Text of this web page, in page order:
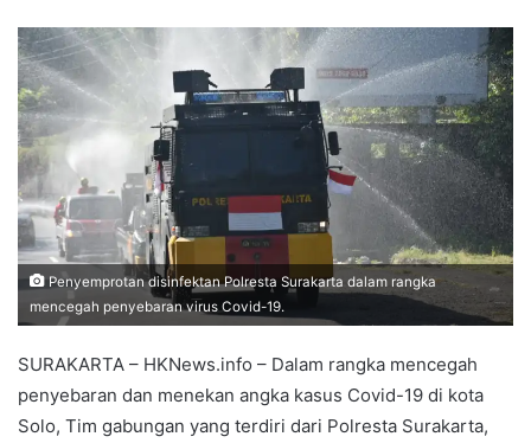
Penyemprotan disinfektan Polresta Surakarta dalam rangka
mencegah penyebaran virus Covid-19.
SURAKARTA – HKNews.info – Dalam rangka mencegah
penyebaran dan menekan angka kasus Covid-19 di kota
Solo, Tim gabungan yang terdiri dari Polresta Surakarta,